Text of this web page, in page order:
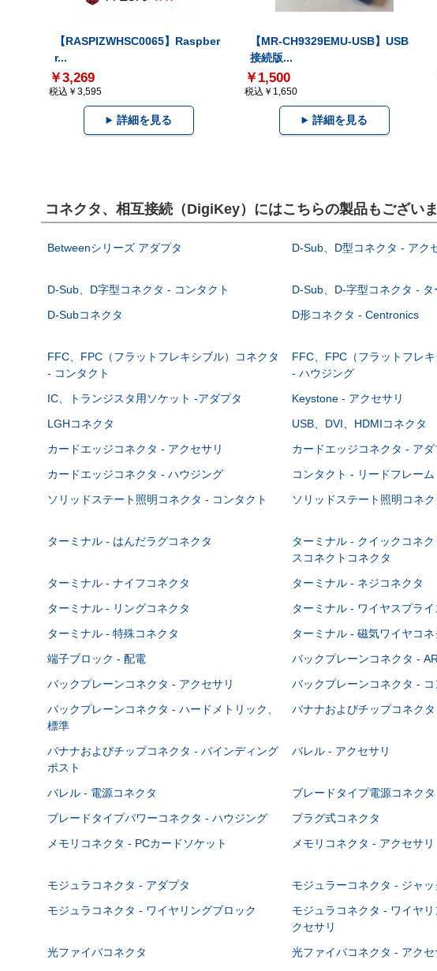
【RASPIZWHSC0065】Raspber
r...
￥3,269
税込￥3,595
詳細を見る
【MR-CH9329EMU-USB】USB
接続版...
￥1,500
税込￥1,650
詳細を見る
コネクタ、相互接続（DigiKey）にはこちらの製品もございま
Betweenシリーズ アダプタ D-Sub、D型コネクタ - アク
D-Sub、D字型コネクタ - コンタクト D-Sub、D-字型コネクタ - タ
D-Subコネクタ
D形コネクタ - Centronics
FFC、FPC（フラットフレキシブル）コネクタ
- コンタクト
FFC、FPC（フラットフレ
- ハウジング
IC、トランジスタ用ソケット -アダプタ Keystone - アクセサリ
LGHコネクタ
USB、DVI、HDMIコネクタ
カードエッジコネクタ - アクセサリ
カードエッジコネクタ - アダ
カードエッジコネクタ - ハウジング
コンタクト - リードフレーム
ソリッドステート照明コネクタ - コンタクト
ソリッドステート照明コネ
ターミナル - はんだラグコネクタ
ターミナル - クイックコネ
スコネクトコネクタ
ターミナル - ナイフコネクタ ターミナル - ネジコネクタ
ターミナル - リングコネクタ
ターミナル - ワイヤスプライ
ターミナル - 特殊コネクタ
ターミナル - 磁気ワイヤコネ
端子ブロック - 配電
バックプレーンコネクタ -
バックプレーンコネクタ - アクセサリ
バックプレーンコネクタ - コ
バックプレーンコネクタ - ハードメトリック、
標準
バナナおよびチップコネク
バナナおよびチップコネクタ - バインディング
ポスト
バレル - アクセサリ
バレル - 電源コネクタ ブレードタイプ電源コネクタ
ブレードタイプパワーコネクタ - ハウジング
プラグ式コネクタ
メモリコネクタ - PCカードソケット
メモリコネクタ - アクセサリ
モジュラコネクタ - アダプタ モジュラーコネクタ - ジャッ
モジュラコネクタ - ワイヤリングブロック
モジュラコネクタ - ワイヤ
クセサリ
光ファイバコネクタ 光ファイバコネクタ - アクセ